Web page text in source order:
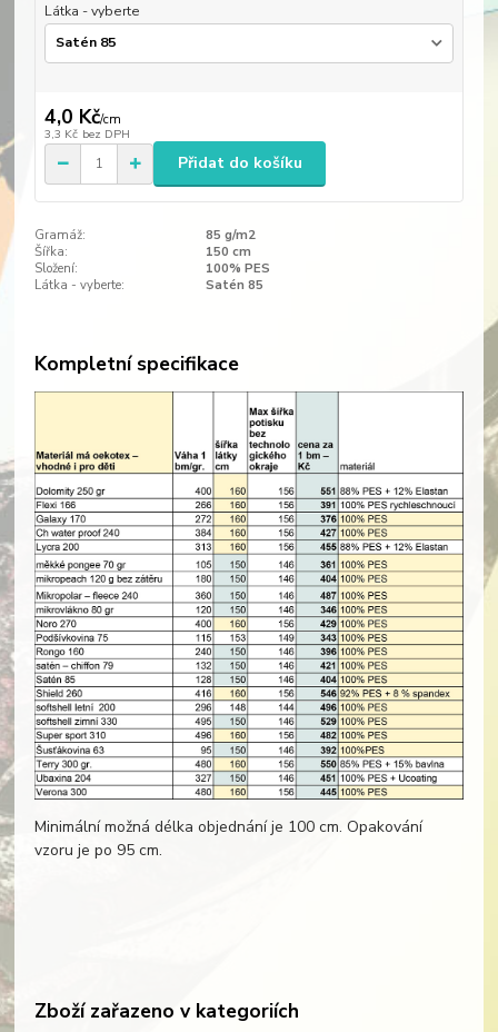
Látka - vyberte
4,0 Kč/cm
3,3 Kč bez DPH
Přidat do košíku
Gramáž:
85 g/m2
Šířka:
150 cm
Složení:
100% PES
Látka - vyberte:
Satén 85
Kompletní specifikace
Minimální možná délka objednání je 100 cm. Opakování
vzoru je po 95 cm.
Zboží zařazeno v kategoriích